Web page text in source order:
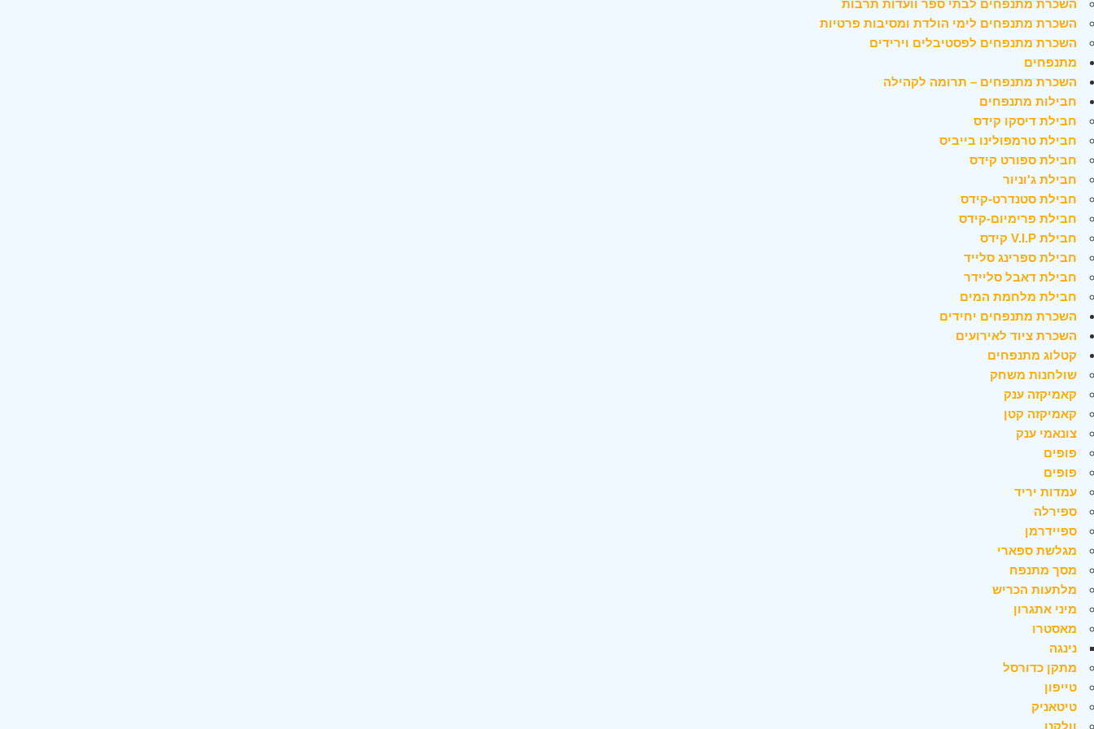
השכרת מתנפחים לבתי ספר וועדות תרבות
השכרת מתנפחים לימי הולדת ומסיבות פרטיות
השכרת מתנפחים לפסטיבלים וירידים
מתנפחים
השכרת מתנפחים – תרומה לקהילה
חבילות מתנפחים
חבילת דיסקו קידס
חבילת טרמפולינו בייביס
חבילת ספורט קידס
חבילת ג'וניור
חבילת סטנדרט-קידס
חבילת פרימיום-קידס
חבילת V.I.P קידס
חבילת ספרינג סלייד
חבילת דאבל סליידר
חבילת מלחמת המים
השכרת מתנפחים יחידים
השכרת ציוד לאירועים
קטלוג מתנפחים
שולחנות משחק
קאמיקזה ענק
קאמיקזה קטן
צונאמי ענק
פופים
פופים
עמדות יריד
ספירלה
ספיידרמן
מגלשת ספארי
מסך מתנפח
מלתעות הכריש
מיני אתגרון
מאסטרו
נינגה
מתקן כדורסל
טייפון
טיטאניק
וולקנו